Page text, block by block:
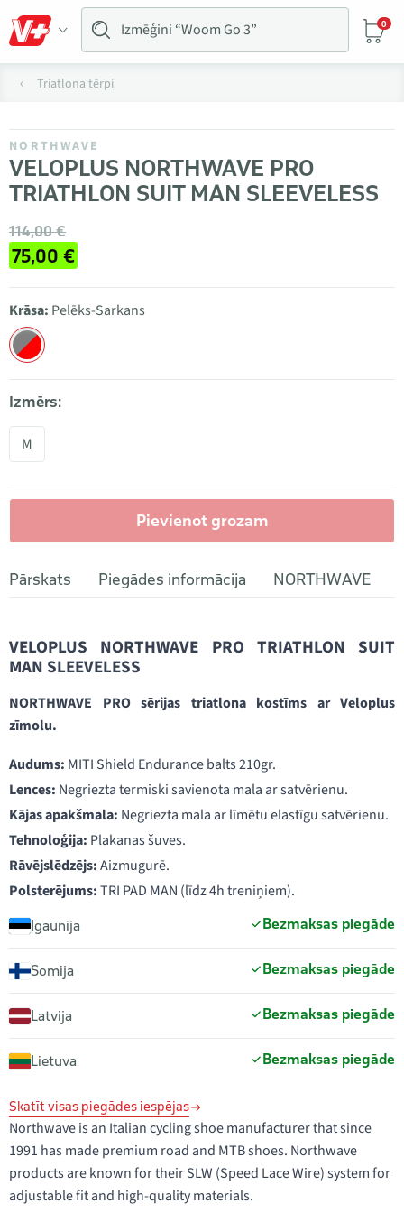
0
Triatlona tērpi
NORTHWAVE
VELOPLUS NORTHWAVE PRO
TRIATHLON SUIT MAN SLEEVELESS
114,00 €
75,00 €
Krāsa: Pelēks-Sarkans
Izmērs:
M
Pievienot grozam
Pārskats Piegādes informācija NORTHWAVE
VELOPLUS NORTHWAVE PRO TRIATHLON SUIT
MAN SLEEVELESS
NORTHWAVE PRO sērijas triatlona kostīms ar Veloplus
zīmolu.
Audums: MITI Shield Endurance balts 210gr.
Lences: Negriezta termiski savienota mala ar satvērienu.
Kājas apakšmala: Negriezta mala ar līmētu elastīgu satvērienu.
Tehnoloģija: Plakanas šuves.
Rāvējslēdzējs:Aizmugurē.
Polsterējums:TRI PAD MAN (līdz 4h treniņiem).
Igaunija Bezmaksas piegāde
Somija Bezmaksas piegāde
Latvija Bezmaksas piegāde
Lietuva Bezmaksas piegāde
Skatīt visas piegādes iespējas
Northwave is an Italian cycling shoe manufacturer that since
1991 has made premium road and MTB shoes. Northwave
products are known for their SLW (Speed Lace Wire) system for
adjustable fit and high-quality materials.